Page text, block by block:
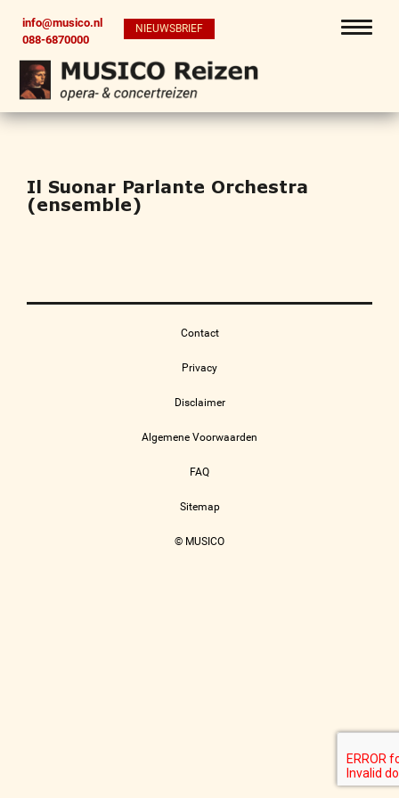
info@musico.nl
088-6870000
NIEUWSBRIEF
Il Suonar Parlante Orchestra
(ensemble)
Contact
Privacy
Disclaimer
Algemene Voorwaarden
FAQ
Sitemap
© MUSICO